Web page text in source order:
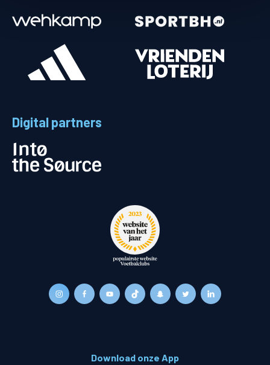
Digital partners
Download onze App